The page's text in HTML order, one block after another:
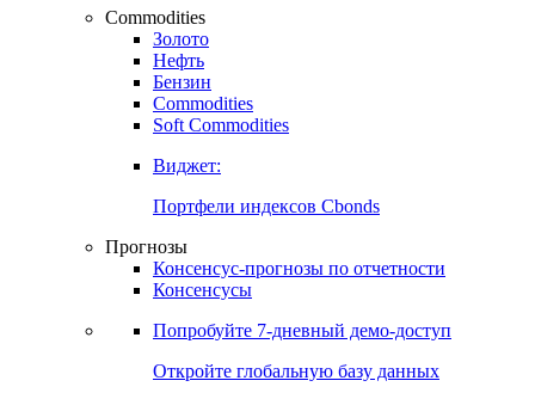
Commodities
Золото
Нефть
Бензин
Commodities
Soft Commodities
Виджет:
Портфели индексов Cbonds
Прогнозы
Консенсус-прогнозы по отчетности
Консенсусы
Попробуйте 7-дневный демо-доступ
Откройте глобальную базу данных